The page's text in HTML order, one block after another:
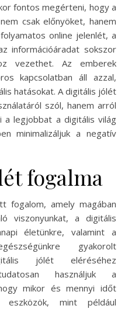
fontos megérteni, hogy a
csak előnyöket, hanem
online jelenlét, a
információáradat sokszor
vezethet. Az emberek
kapcsolatban áll azzal,
hatásokat. A digitális jólét
szól, hanem arról
a legjobbat a digitális világ
minimalizáljuk a negatív
fogalma
fogalom, amely magában
viszonyunkat, a digitális
életünkre, valamint a
gyakorolt
jólét eléréséhez
használjuk a
mikor és mennyi időt
mint például